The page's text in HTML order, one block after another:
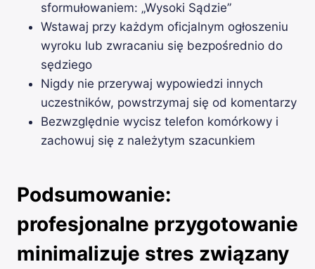
sformułowaniem: „Wysoki Sądzie”
Wstawaj przy każdym oficjalnym ogłoszeniu
wyroku lub zwracaniu się bezpośrednio do
sędziego
Nigdy nie przerywaj wypowiedzi innych
uczestników, powstrzymaj się od komentarzy
Bezwzględnie wycisz telefon komórkowy i
zachowuj się z należytym szacunkiem
Podsumowanie:
profesjonalne przygotowanie
minimalizuje stres związany